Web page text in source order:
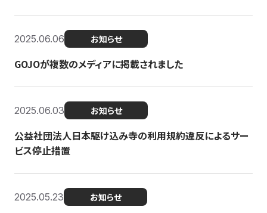
2025.06.06 お知らせ
GOJOが複数のメディアに掲載されました
2025.06.03 お知らせ
公益社団法人日本駆け込み寺の利用規約違反によるサー
ビス停止措置
2025.05.23 お知らせ